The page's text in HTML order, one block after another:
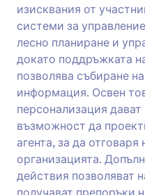
изисквания от
системи за
лесно планиране и
докато поддръжката
позволява събиране
информация. Освен
персонализация
възможност да
агента, за да отговаря
организацията.
действия позволяват
получават препоръки